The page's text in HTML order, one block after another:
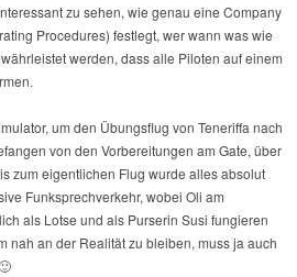
zu sehen, wie genau eine Company
Procedures) festlegt, wer wann was wie
werden, dass alle Piloten auf einem
um den Übungsflug von Teneriffa nach
von den Vorbereitungen am Gate, über
zum eigentlichen Flug wurde alles absolut
Funksprechverkehr, wobei Oli am
als Lotse und als Purserin Susi fungieren
nah an der Realität zu bleiben, muss ja auch